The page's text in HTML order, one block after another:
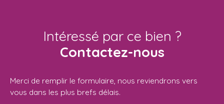
Intéressé par ce bien ?
Contactez-nous
Merci de remplir le formulaire, nous reviendrons vers
vous dans les plus brefs délais.